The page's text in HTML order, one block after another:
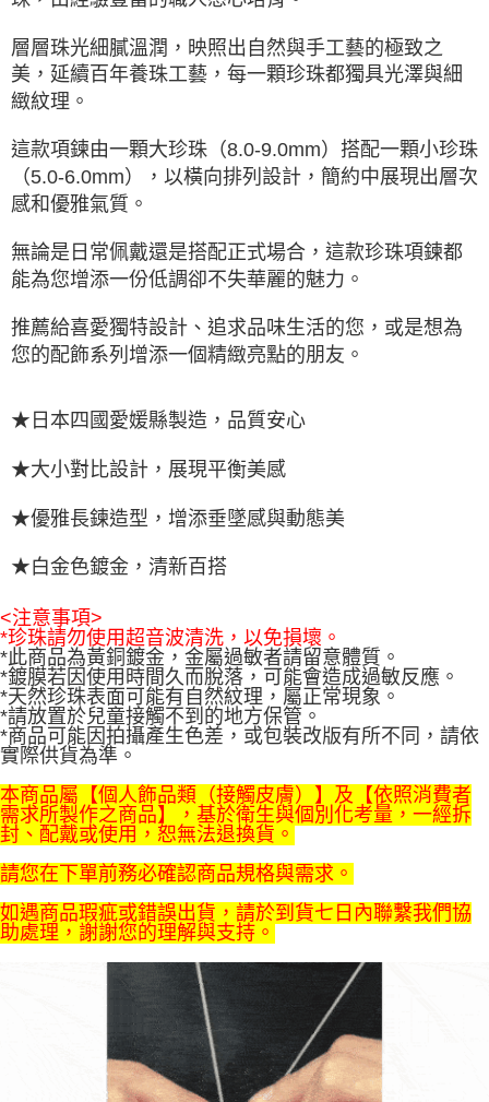
層層珠光細膩溫潤，映照出自然與手工藝的極致之
美，延續百年養珠工藝，每一顆珍珠都獨具光澤與細
緻紋理。
這款項鍊由一顆大珍珠（8.0-9.0mm）搭配一顆小珍珠
（5.0-6.0mm），以橫向排列設計，簡約中展現出層次
感和優雅氣質。
無論是日常佩戴還是搭配正式場合，這款珍珠項鍊都
能為您增添一份低調卻不失華麗的魅力。
推薦給喜愛獨特設計、追求品味生活的您，或是想為
您的配飾系列增添一個精緻亮點的朋友。
★日本四國愛媛縣製造，品質安心
★大小對比設計，展現平衡美感
★優雅長鍊造型，增添垂墜感與動態美
★白金色鍍金，清新百搭
<注意事項>
*珍珠請勿使用超音波清洗，以免損壞。
*此商品為黃銅鍍金，金屬過敏者請留意體質。
*鍍膜若因使用時間久而脫落，可能會造成過敏反應。
*天然珍珠表面可能有自然紋理，屬正常現象。
*請放置於兒童接觸不到的地方保管。
*商品可能因拍攝產生色差，或包裝改版有所不同，請依
實際供貨為準。
本商品屬【個人飾品類（接觸皮膚）】及【依照消費者
需求所製作之商品】，基於衛生與個別化考量，一經拆
封、配戴或使用，恕無法退換貨。
請您在下單前務必確認商品規格與需求。
如遇商品瑕疵或錯誤出貨，請於到貨七日內聯繫我們協
助處理，謝謝您的理解與支持。